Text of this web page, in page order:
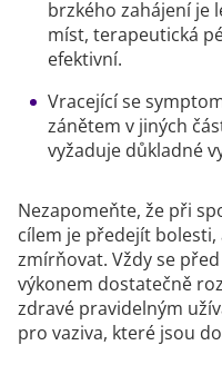
brzkého zahájení je
míst, terapeutická
efektivní.
Vracející se
zánětem v jiných
vyžaduje důkladné
Nezapomeňte, že při
cílem je předejít
zmírňovat. Vždy se
výkonem dostatečně
zdravé pravidelným
pro vaziva, které jsou